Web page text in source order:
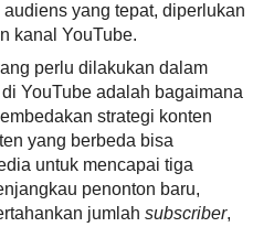
yang tepat, diperlukan
kanal YouTube.
perlu dilakukan dalam
YouTube adalah bagaimana
strategi konten
yang berbeda bisa
untuk mencapai tiga
penonton baru,
jumlah subscriber,